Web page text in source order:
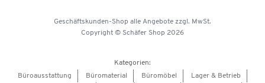
Geschäftskunden-Shop alle Angebote zzgl. MwSt.
Copyright © Schäfer Shop 2026
Kategorien:
Büroausstattung
Büromaterial Büromöbel Lager & Betrieb